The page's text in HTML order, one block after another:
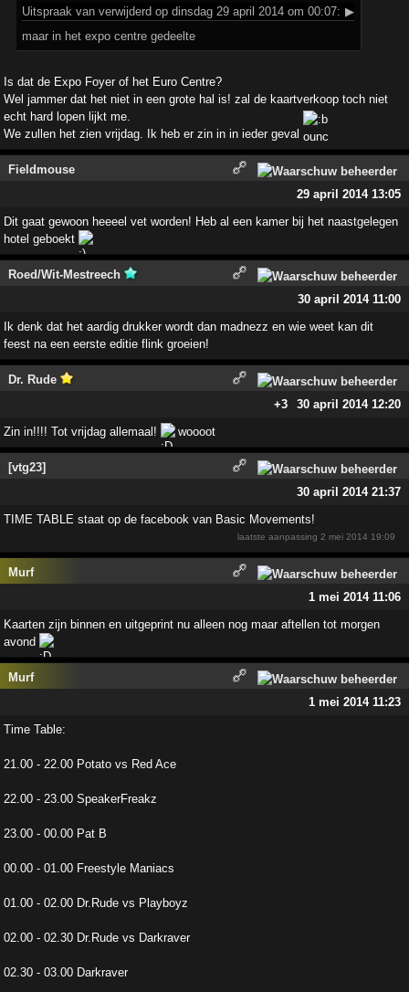
Uitspraak van verwijderd op dinsdag 29 april 2014 om 00:07: ▶
maar in het expo centre gedeelte
Is dat de Expo Foyer of het Euro Centre?
Wel jammer dat het niet in een grote hal is! zal de kaartverkoop toch niet
echt hard lopen lijkt me.
We zullen het zien vrijdag. Ik heb er zin in in ieder geval
Fieldmouse
29 april 2014 13:05
Dit gaat gewoon heeeel vet worden! Heb al een kamer bij het naastgelegen
hotel geboekt
Roed/Wit-Mestreech
30 april 2014 11:00
Ik denk dat het aardig drukker wordt dan madnezz en wie weet kan dit
feest na een eerste editie flink groeien!
Dr. Rude
+3
30 april 2014 12:20
Zin in!!!! Tot vrijdag allemaal! woooot
[vtg23]
30 april 2014 21:37
TIME TABLE staat op de facebook van Basic Movements!
laatste aanpassing2 mei 2014 19:09
Murf
1 mei 2014 11:06
Kaarten zijn binnen en uitgeprint nu alleen nog maar aftellen tot morgen
avond
Murf
1 mei 2014 11:23
Time Table:
21.00 - 22.00 Potato vs Red Ace
22.00 - 23.00 SpeakerFreakz
23.00 - 00.00 Pat B
00.00 - 01.00 Freestyle Maniacs
01.00 - 02.00 Dr.Rude vs Playboyz
02.00 - 02.30 Dr.Rude vs Darkraver
02.30 - 03.00 Darkraver